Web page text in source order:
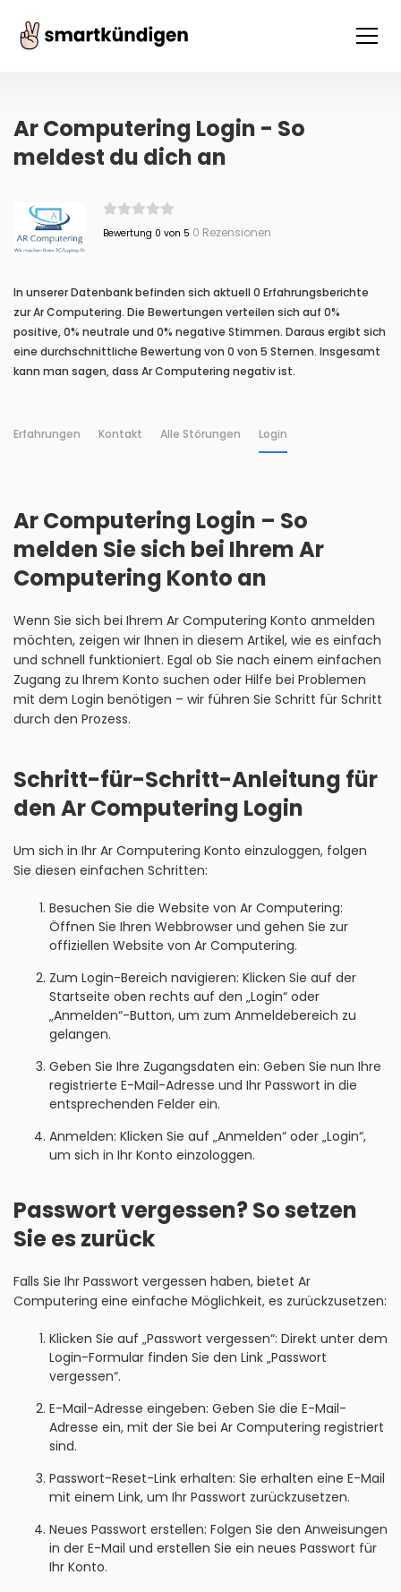
Ar Computering Login - So
meldest du dich an
Bewertung 0 von 5 0 Rezensionen
In unserer Datenbank befinden sich aktuell 0 Erfahrungsberichte
zur Ar Computering. Die Bewertungen verteilen sich auf 0%
positive, 0% neutrale und 0% negative Stimmen. Daraus ergibt sich
eine durchschnittliche Bewertung von 0 von 5 Sternen. Insgesamt
kann man sagen, dass Ar Computering negativ ist.
Erfahrungen Kontakt Alle Störungen Login
Ar Computering Login – So
melden Sie sich bei Ihrem Ar
Computering Konto an
Wenn Sie sich bei Ihrem Ar Computering Konto anmelden
möchten, zeigen wir Ihnen in diesem Artikel, wie es einfach
und schnell funktioniert. Egal ob Sie nach einem einfachen
Zugang zu Ihrem Konto suchen oder Hilfe bei Problemen
mit dem Login benötigen – wir führen Sie Schritt für Schritt
durch den Prozess.
Schritt-für-Schritt-Anleitung für
den Ar Computering Login
Um sich in Ihr Ar Computering Konto einzuloggen, folgen
Sie diesen einfachen Schritten:
Besuchen Sie die Website von Ar Computering:
Öffnen Sie Ihren Webbrowser und gehen Sie zur
offiziellen Website von Ar Computering.
Zum Login-Bereich navigieren: Klicken Sie auf der
Startseite oben rechts auf den „Login“ oder
„Anmelden“-Button, um zum Anmeldebereich zu
gelangen.
Geben Sie Ihre Zugangsdaten ein: Geben Sie nun Ihre
registrierte E-Mail-Adresse und Ihr Passwort in die
entsprechenden Felder ein.
Anmelden: Klicken Sie auf „Anmelden“ oder „Login“,
um sich in Ihr Konto einzologgen.
Passwort vergessen? So setzen
Sie es zurück
Falls Sie Ihr Passwort vergessen haben, bietet Ar
Computering eine einfache Möglichkeit, es zurückzusetzen:
Klicken Sie auf „Passwort vergessen“: Direkt unter dem
Login-Formular finden Sie den Link „Passwort
vergessen“.
E-Mail-Adresse eingeben: Geben Sie die E-Mail-
Adresse ein, mit der Sie bei Ar Computering registriert
sind.
Passwort-Reset-Link erhalten: Sie erhalten eine E-Mail
mit einem Link, um Ihr Passwort zurückzusetzen.
Neues Passwort erstellen: Folgen Sie den Anweisungen
in der E-Mail und erstellen Sie ein neues Passwort für
Ihr Konto.